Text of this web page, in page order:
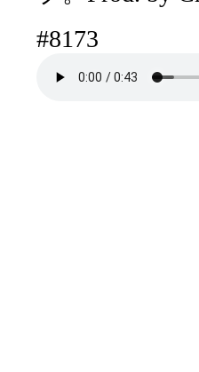
#8173